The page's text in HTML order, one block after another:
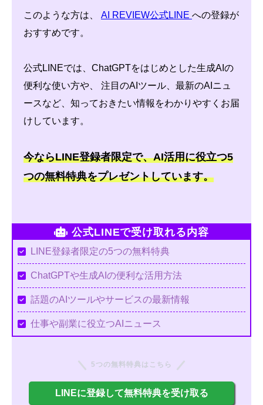
このような方は、 AI REVIEW公式LINE への登録が
おすすめです。
公式LINEでは、ChatGPTをはじめとした生成AIの
便利な使い方や、 注目のAIツール、最新のAIニュ
ースなど、知っておきたい情報をわかりやすくお届
けしています。
今ならLINE登録者限定で、AI活用に役立つ5
つの無料特典をプレゼントしています。
公式LINEで受け取れる内容
LINE登録者限定の5つの無料特典
ChatGPTや生成AIの便利な活用方法
話題のAIツールやサービスの最新情報
仕事や副業に役立つAIニュース
5つの無料特典はこちら
LINEに登録して無料特典を受け取る